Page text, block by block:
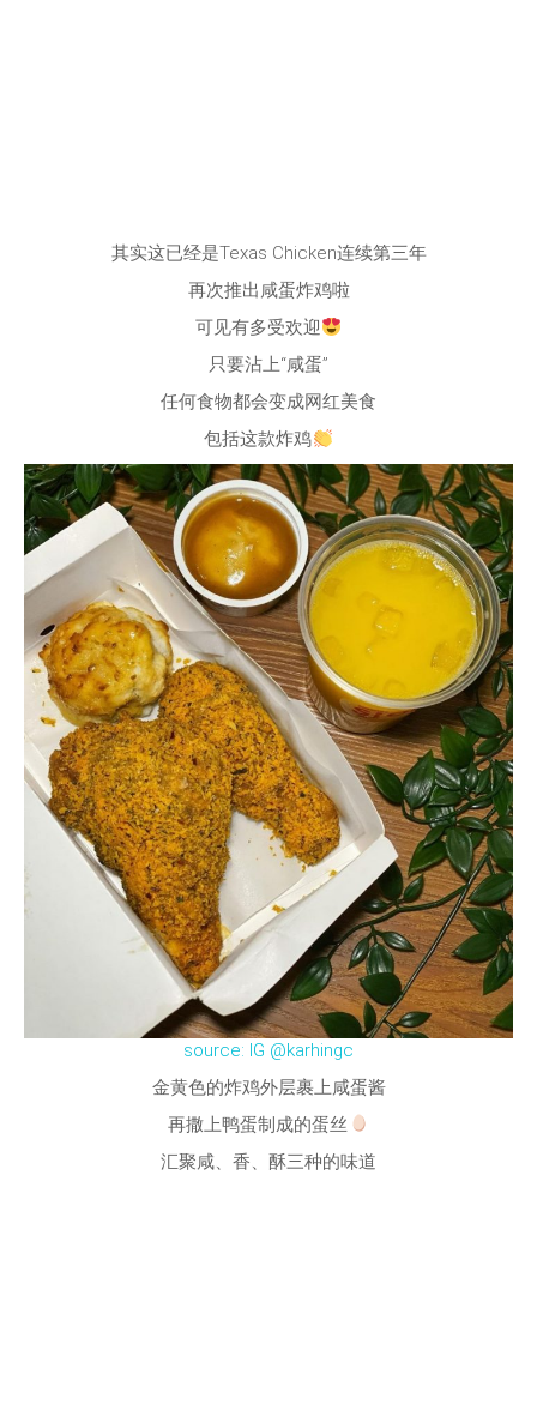
其实这已经是Texas Chicken连续第三年
再次推出咸蛋炸鸡啦
可见有多受欢迎
只要沾上“咸蛋”
任何食物都会变成网红美食
包括这款炸鸡
source: IG @karhingc
金黄色的炸鸡外层裹上咸蛋酱
再撒上鸭蛋制成的蛋丝
汇聚咸、香、酥三种的味道